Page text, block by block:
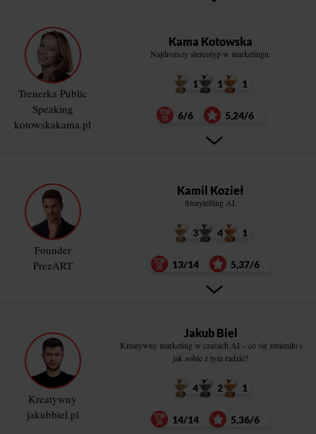
Trenerka Public
Speaking
kotowskakama.pl
Kama Kotowska
Najdroższy stereotyp w marketingu.
1 1 1
6/6 5,24/6
Founder
PrezART
Kamil Kozieł
Storytelling AI.
3 4 1
13/14 5,37/6
Kreatywny
jakubbiel.pl
Jakub Biel
Kreatywny marketing w czasach AI – co się zmieniło i
jak sobie z tym radzić?
4 2 1
14/14 5,36/6